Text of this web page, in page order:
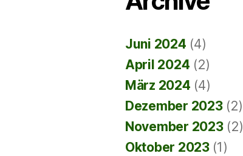
Juni 2024 (4)
April 2024 (2)
März 2024 (4)
Dezember 2023(2)
November 2023(2)
Oktober 2023(1)